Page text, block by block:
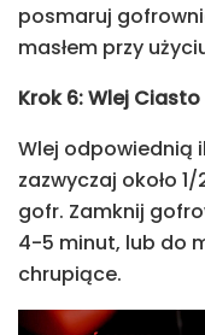
posmaruj
masłem przy
Krok 6: Wlej Ciasto
Wlej odpowiednią
zazwyczaj około
gofr. Zamknij
4-5 minut, lub do
chrupiące.